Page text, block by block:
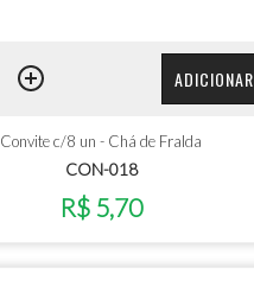
ADICIONAR
Convite c/8 un - Chá de Fralda
CON-018
R$ 5,70